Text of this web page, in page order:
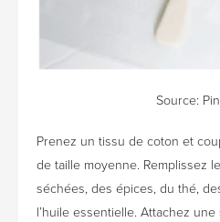
Source:
Prenez un tissu de coton et
de taille moyenne. Remplissez
séchées, des épices, du thé,
l’huile essentielle. Attachez